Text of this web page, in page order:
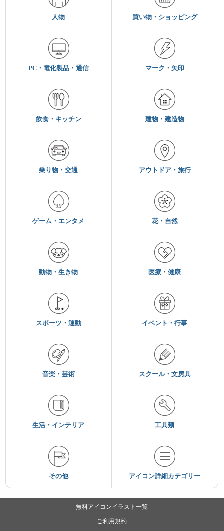
人物 買い物・ショッピング
PC・電化製品・通信 マーク・矢印
飲食・キッチン 建物・建造物
乗り物・交通 アウトドア・旅行
ゲーム・エンタメ 花・自然
動物・生き物 医療・健康
スポーツ・運動 イベント・行事
音楽・芸術 スクール・文房具
生活・インテリア 工具類
その他 アイコン詳細カテゴリー
無料アイコンイラスト一覧
ご利用規約